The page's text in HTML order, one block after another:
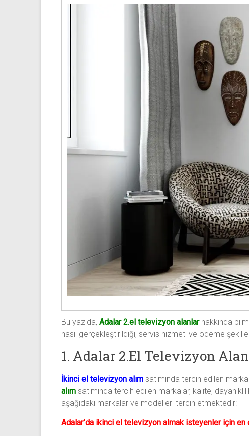
Bu yazıda, Adalar 2.el televizyon alanlarhakkında
nasıl gerçekleştirildiği, servis hizmeti ve ödeme
1. Adalar 2.El Televizyon
İkinci el televizyon alım satımında tercih edilen
alım satımında tercih edilen markalar, kalite,
aşağıdaki markalar ve modelleri tercih etmektedir:
Adalar’da ikinci el televizyon almak isteyenler için en